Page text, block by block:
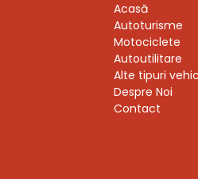
Acasă
Autoturisme
Motociclete
Autoutilitare
Alte tipuri
Despre Noi
Contact